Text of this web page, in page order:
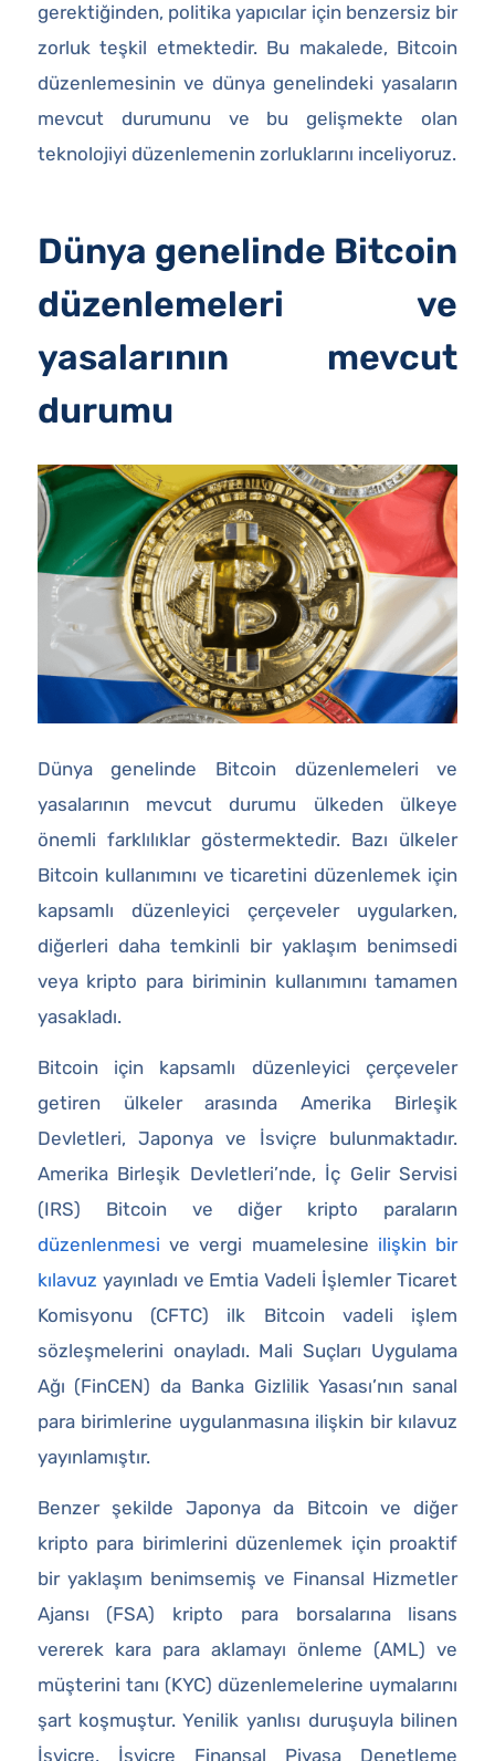
gerektiğinden, politika yapıcılar için benzersiz bir
zorluk teşkil etmektedir. Bu makalede, Bitcoin
düzenlemesinin ve dünya genelindeki yasaların
mevcut durumunu ve bu gelişmekte olan
teknolojiyi düzenlemenin zorluklarını inceliyoruz.
Dünya genelinde Bitcoin
düzenlemeleri ve
yasalarının mevcut
durumu
Dünya genelinde Bitcoin düzenlemeleri ve
yasalarının mevcut durumu ülkeden ülkeye
önemli farklılıklar göstermektedir. Bazı ülkeler
Bitcoin kullanımını ve ticaretini düzenlemek için
kapsamlı düzenleyici çerçeveler uygularken,
diğerleri daha temkinli bir yaklaşım benimsedi
veya kripto para biriminin kullanımını tamamen
yasakladı.
Bitcoin için kapsamlı düzenleyici çerçeveler
getiren ülkeler arasında Amerika Birleşik
Devletleri, Japonya ve İsviçre bulunmaktadır.
Amerika Birleşik Devletleri’nde, İç Gelir Servisi
(IRS) Bitcoin ve diğer kripto paraların
düzenlenmesi ve vergi muamelesine ilişkin bir
kılavuz yayınladı ve Emtia Vadeli İşlemler Ticaret
Komisyonu (CFTC) ilk Bitcoin vadeli işlem
sözleşmelerini onayladı. Mali Suçları Uygulama
Ağı (FinCEN) da Banka Gizlilik Yasası’nın sanal
para birimlerine uygulanmasına ilişkin bir kılavuz
yayınlamıştır.
Benzer şekilde Japonya da Bitcoin ve diğer
kripto para birimlerini düzenlemek için proaktif
bir yaklaşım benimsemiş ve Finansal Hizmetler
Ajansı (FSA) kripto para borsalarına lisans
vererek kara para aklamayı önleme (AML) ve
müşterini tanı (KYC) düzenlemelerine uymalarını
şart koşmuştur. Yenilik yanlısı duruşuyla bilinen
İsviçre, İsviçre Finansal Piyasa Denetleme